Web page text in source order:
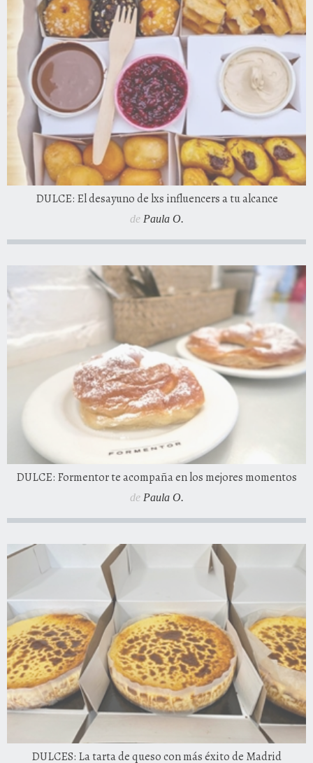
DULCE: El desayuno de lxs influencers a tu alcance
de Paula O.
DULCE: Formentor te acompaña en los mejores momentos
de Paula O.
DULCES: La tarta de queso con más éxito de Madrid